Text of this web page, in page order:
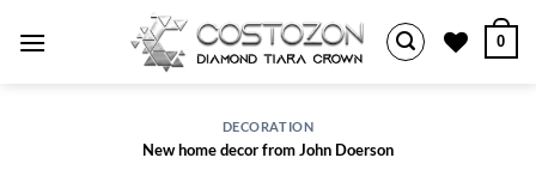
0
DECORATION
New home decor from John Doerson